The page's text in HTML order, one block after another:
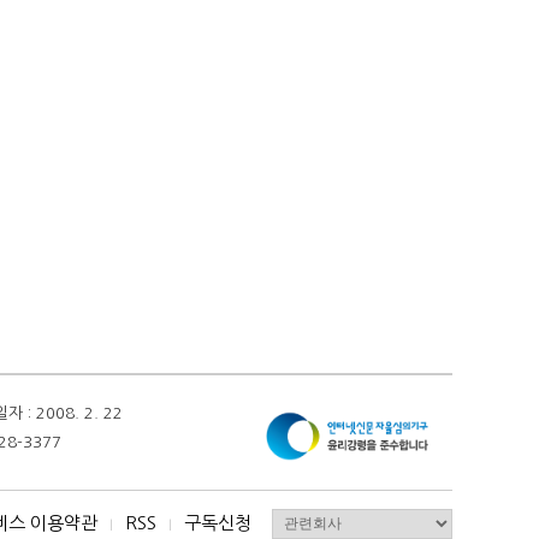
자 : 2008. 2. 22
3377
스 이용약관 I RSS I 구독신청